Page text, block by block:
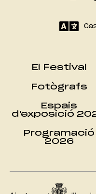
El Festival
Fotògrafs
Espais
d'exposició
Programació
2026